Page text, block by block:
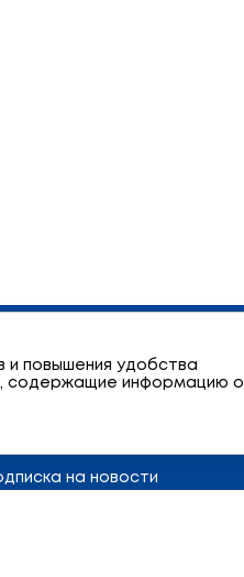
сайта
связь
на новости
и повышения удобства
содержащие информацию о